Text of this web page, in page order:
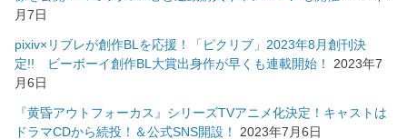
月7日
pixiv×リブレが創作BLを応援！「ピクリブ」2023年8月創刊決
定!! ビーボーイ創作BL大賞出身作が早くも連載開始！
2023年7
月6日
『黄昏アウトフォーカス』シリーズTVアニメ化決定！キャストは
ドラマCDから続投！＆公式SNS開設！
2023年7月6日